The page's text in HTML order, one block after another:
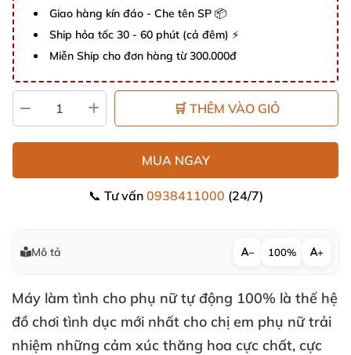
Giao hàng kín đáo - Che tên SP 📦
Ship hỏa tốc 30 - 60 phút (cả đêm) ⚡
Miễn Ship cho đơn hàng từ 300.000đ
🛒 THÊM VÀO GIỎ
MUA NGAY
📞 Tư vấn 0938411000 (24/7)
Mô tả − 100% +
Máy làm tình cho phụ nữtự động 100% là thế hệ
đồ chơi tình dục mới nhất cho chị em phụ nữ trải
nhiệm những cảm xúc thăng hoa cực chất, cực